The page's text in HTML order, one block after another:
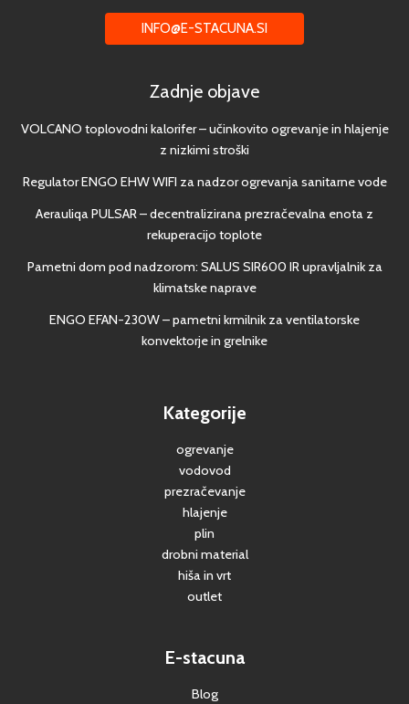
INFO@E-STACUNA.SI
Zadnje objave
VOLCANO toplovodni kalorifer – učinkovito ogrevanje in hlajenje
z nizkimi stroški
Regulator ENGO EHW WIFI za nadzor ogrevanja sanitarne vode
Aerauliqa PULSAR – decentralizirana prezračevalna enota z
rekuperacijo toplote
Pametni dom pod nadzorom: SALUS SIR600 IR upravljalnik za
klimatske naprave
ENGO EFAN-230W – pametni krmilnik za ventilatorske
konvektorje in grelnike
Kategorije
ogrevanje
vodovod
prezračevanje
hlajenje
plin
drobni material
hiša in vrt
outlet
E-stacuna
Blog